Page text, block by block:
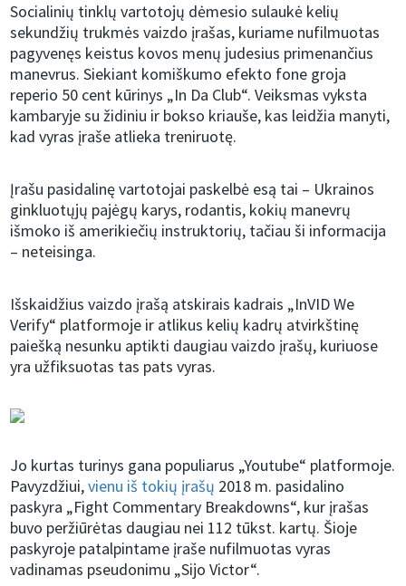
Socialinių tinklų vartotojų dėmesio sulaukė kelių
sekundžių trukmės vaizdo įrašas, kuriame nufilmuotas
pagyvenęs keistus kovos menų judesius primenančius
manevrus. Siekiant komiškumo efekto fone groja
reperio 50 cent kūrinys „In Da Club“. Veiksmas vyksta
kambaryje su židiniu ir bokso kriauše, kas leidžia manyti,
kad vyras įraše atlieka treniruotę.
Įrašu pasidalinę vartotojai paskelbė esą tai – Ukrainos
ginkluotųjų pajėgų karys, rodantis, kokių manevrų
išmoko iš amerikiečių instruktorių, tačiau ši informacija
– neteisinga.
Išskaidžius vaizdo įrašą atskirais kadrais „InVID We
Verify“ platformoje ir atlikus kelių kadrų atvirkštinę
paiešką nesunku aptikti daugiau vaizdo įrašų, kuriuose
yra užfiksuotas tas pats vyras.
Jo kurtas turinys gana populiarus „Youtube“ platformoje.
Pavyzdžiui,vienu iš tokių įrašų 2018 m. pasidalino
paskyra „Fight Commentary Breakdowns“, kur įrašas
buvo peržiūrėtas daugiau nei 112 tūkst. kartų. Šioje
paskyroje patalpintame įraše nufilmuotas vyras
vadinamas pseudonimu „Sijo Victor“.